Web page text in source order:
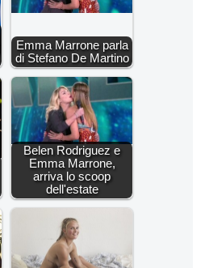
Emma Marrone parla
di Stefano De Martino
Belen Rodriguez e
Emma Marrone,
arriva lo scoop
dell'estate